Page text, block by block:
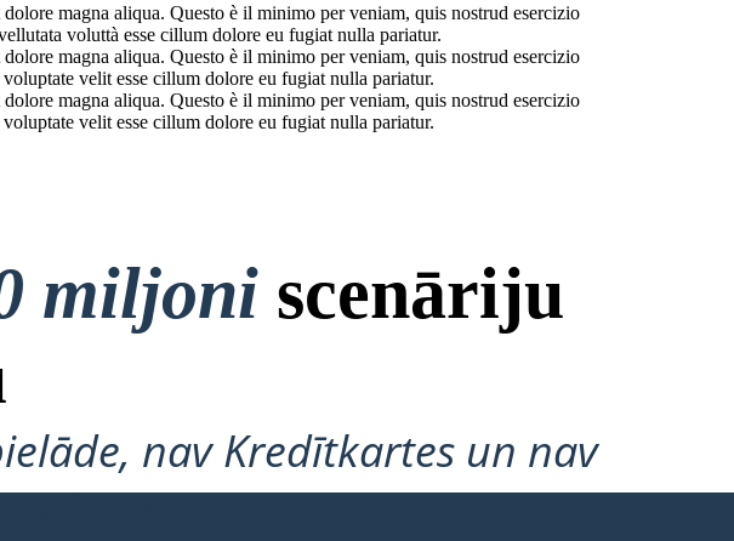
magna aliqua. Questo è il minimo per veniam, quis nostrud esercizio
voluttà esse cillum dolore eu fugiat nulla pariatur.
magna aliqua. Questo è il minimo per veniam, quis nostrud esercizio
velit esse cillum dolore eu fugiat nulla pariatur.
magna aliqua. Questo è il minimo per veniam, quis nostrud esercizio
velit esse cillum dolore eu fugiat nulla pariatur.
miljoni scenāriju
nav Kredītkartes un nav